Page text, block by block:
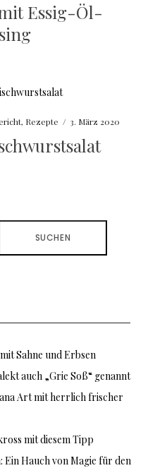
Essig-Öl-
, Rezepte / 3. März 2020
SUCHEN
Sahne und Erbsen
auch „Grie Soß“ genannt
Art mit herrlich frischer
mit diesem Tipp
Hauch von Magie für den